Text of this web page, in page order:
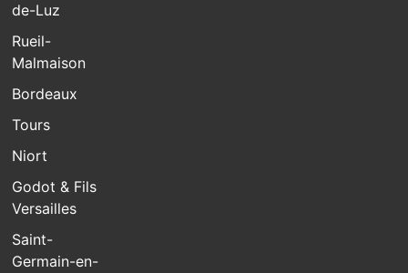
de-Luz
Rueil-
Malmaison
Bordeaux
Tours
Niort
Godot & Fils
Versailles
Saint-
Germain-en-